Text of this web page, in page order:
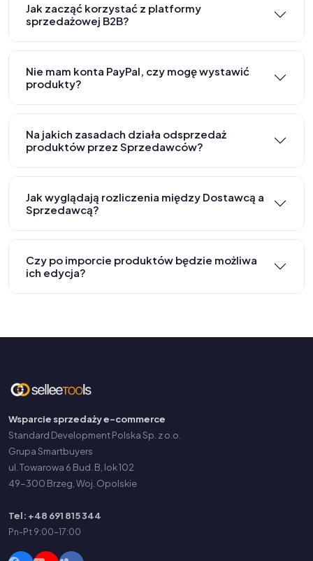
Jak zacząć korzystać z platformy
sprzedażowej B2B?
Nie mam konta PayPal, czy mogę wystawić
produkty?
Na jakich zasadach działa odsprzedaż
produktów przez Sprzedawców?
Jak wyglądają rozliczenia między Dostawcą a
Sprzedawcą?
Czy po imporcie produktów będzie możliwa
ich edycja?
Wsparcie sprzedaży e-commerce
Standard Development Polska Sp. z o.o.
Grupa Smartbuyers
ul. Towarowa 6 Bud. B, lok 102
49-300 Brzeg, Woj. Opolskie
Tel: +48 691 815 344
Pn-Pt 9:00-17:00